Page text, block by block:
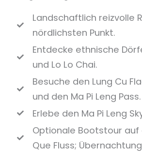
Landschaftlich reizvolle
nördlichsten Punkt.
Entdecke ethnische
und Lo Lo Chai.
Besuche den Lung Cu
und den Ma Pi Leng Pass.
Erlebe den Ma Pi Leng
Optionale Bootstour auf
Que Fluss;